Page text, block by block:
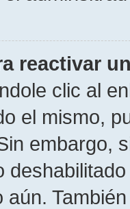
reactivar
clic al
el mismo,
embargo,
aún.